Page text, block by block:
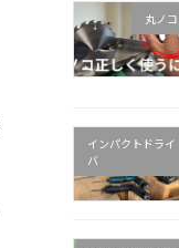
丸ノコ
インパクトドライ
バ